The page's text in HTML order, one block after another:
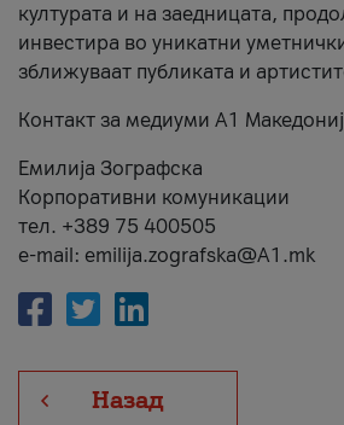
културата и на заедницата,
инвестира во уникатни
зближуваат публиката и
Контакт за медиуми А1
Емилија Зографска
Корпоративни комуникации
тел. +389 75 400505
e-mail: emilija.zografska@A1.mk
Назад